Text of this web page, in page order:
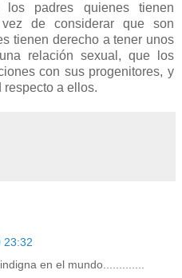
padres quienes tienen
de considerar que son
tienen derecho a tener unos
relación sexual, que los
con sus progenitores, y
respecto a ellos.
23:32
en el mundo.............